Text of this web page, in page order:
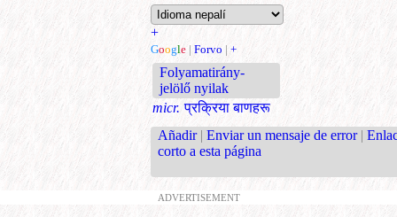
+
Google | Forvo | +
Folyamatirány-
jelölő nyilak
micr. प्रक्रिया बाणहरू
Añadir | Enviar un mensaje de error |
corto a esta página
ADVERTISEMENT